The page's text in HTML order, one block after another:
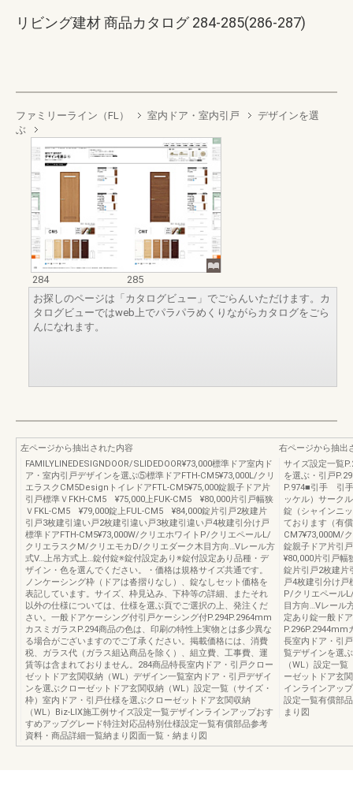
リビング建材 商品カタログ 284-285(286-287)
ファミリーライン（FL） 室内ドア・室内引戸
デザインを選
ぶ
284
285
お探しのページは「カタログビュー」でごらんいただけます。カ
タログビューではweb上でパラパラめくりながらカタログをごら
んになれます。
左ページから抽出された内容
FAMILYLINEDESIGNDOOR/SLIDEDOOR¥73,000標準ドア室内ド
ア・室内引戸デザインを選ぶ⑤標準ドアFTH-CM5¥73,000L/クリ
エラスクCM5DesignトイレドアFTL-CM5¥75,000錠親子ドア片
引戸標準ＶFKH-CM5 ¥75,000上FUK-CM5 ¥80,000片引戸幅狭
ＶFKL-CM5 ¥79,000錠上FUL-CM5 ¥84,000錠片引戸2枚建片
引戸3枚建引違い戸2枚建引違い戸3枚建引違い戸4枚建引分け戸
標準ドアFTH-CM5¥73,000W/クリエホワイトP/クリエペールL/
クリエラスクM/クリエモカD/クリエダーク木目方向…Vレール方
式V…上吊方式上…錠付錠※錠付設定あり※錠付設定あり品種・デ
ザイン・色を選んでください。・価格は規格サイズ共通です。
ノンケーシング枠（ドアは沓摺りなし）、錠なしセット価格を
表記しています。サイズ、枠見込み、下枠等の詳細、またそれ
以外の仕様については、仕様を選ぶ頁でご選択の上、発注くだ
さい。一般ドアケーシング付引戸ケーシング付P.294P.2964mm
カスミガラスP.294商品の色は、印刷の特性上実物とは多少異な
る場合がございますのでご了承ください。掲載価格には、消費
税、ガラス代（ガラス組込商品を除く）、組立費、工事費、運
賃等は含まれておりません。284商品特長室内ドア・引戸クロー
ゼットドア玄関収納（WL）デザイン一覧室内ドア・引戸デザイ
ンを選ぶクローゼットドア玄関収納（WL）設定一覧（サイズ・
枠）室内ドア・引戸仕様を選ぶクローゼットドア玄関収納
（WL）Biz-LIX施工例サイズ設定一覧デザインラインアップおす
すめアップグレード特注対応品特別仕様設定一覧有償部品参考
資料・商品詳細一覧納まり図面一覧・納まり図
右ページから抽出
サイズ設定一覧
を選ぶ・引戸
P.974■引手 引
ッケル）サーク
錠（シャインニ
ております（有
CM7¥73,000M/
錠親子ドア片引
¥80,000片引戸
錠片引戸2枚建片
戸4枚建引分け
P/クリエペール
目方向…Vレール
定あり錠一般ド
P.296P.2944mm
長室内ドア・引
覧デザインを選
（WL）設定一
ーゼットドア玄
インラインアッ
設定一覧有償部
まり図